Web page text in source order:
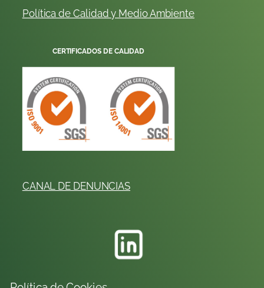
Política de Calidad y MedioAmbiente
CERTIFICADOS DE CALIDAD
CANAL DE DENUNCIAS